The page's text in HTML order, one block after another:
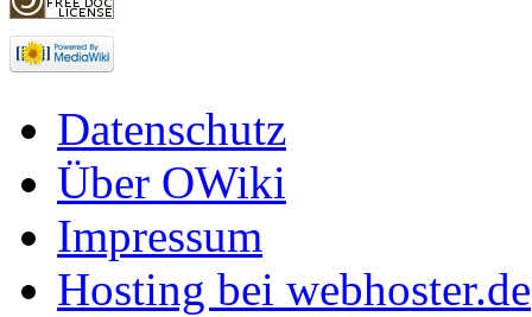
Datenschutz
Über OWiki
Impressum
Hosting bei webhoster.de